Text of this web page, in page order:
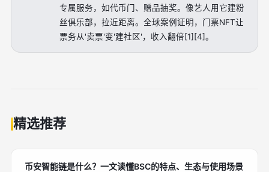
专属服务，如代币门、赠品抽奖。像艺人用它建粉
丝俱乐部，拉近距离。全球案例证明，门票NFT让
票务从'卖票'变'建社区'，收入翻倍[1][4]。
精选推荐
币安智能链是什么？一文读懂BSC的特点、生态与使用场景